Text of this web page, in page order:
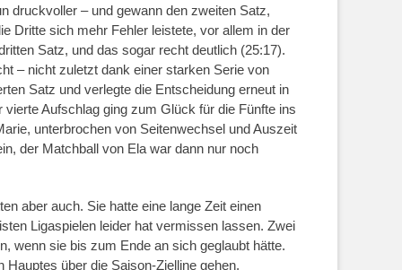
druckvoller – und gewann den zweiten Satz,
Dritte sich mehr Fehler leistete, vor allem in der
Satz, und das sogar recht deutlich (25:17).
– nicht zuletzt dank einer starken Serie von
Satz und verlegte die Entscheidung erneut in
Aufschlag ging zum Glück für die Fünfte ins
unterbrochen von Seitenwechsel und Auszeit
der Matchball von Ela war dann nur noch
aber auch. Sie hatte eine lange Zeit einen
Ligaspielen leider hat vermissen lassen. Zwei
wenn sie bis zum Ende an sich geglaubt hätte.
über die Saison-Zielline gehen.